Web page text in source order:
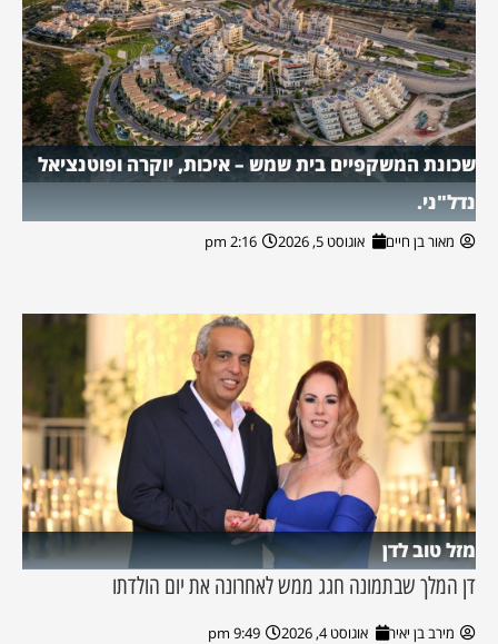
שכונת המשקפיים בית שמש – איכות, יוקרה ופוטנציאל
נדל"ני.
מאור בן חיים אוגוסט 5, 2026 2:16 pm
מזל טוב לדן
דן המלך שבתמונה חגג ממש לאחרונה את יום הולדתו
מירב בן יאיר אוגוסט 4, 2026 9:49 pm